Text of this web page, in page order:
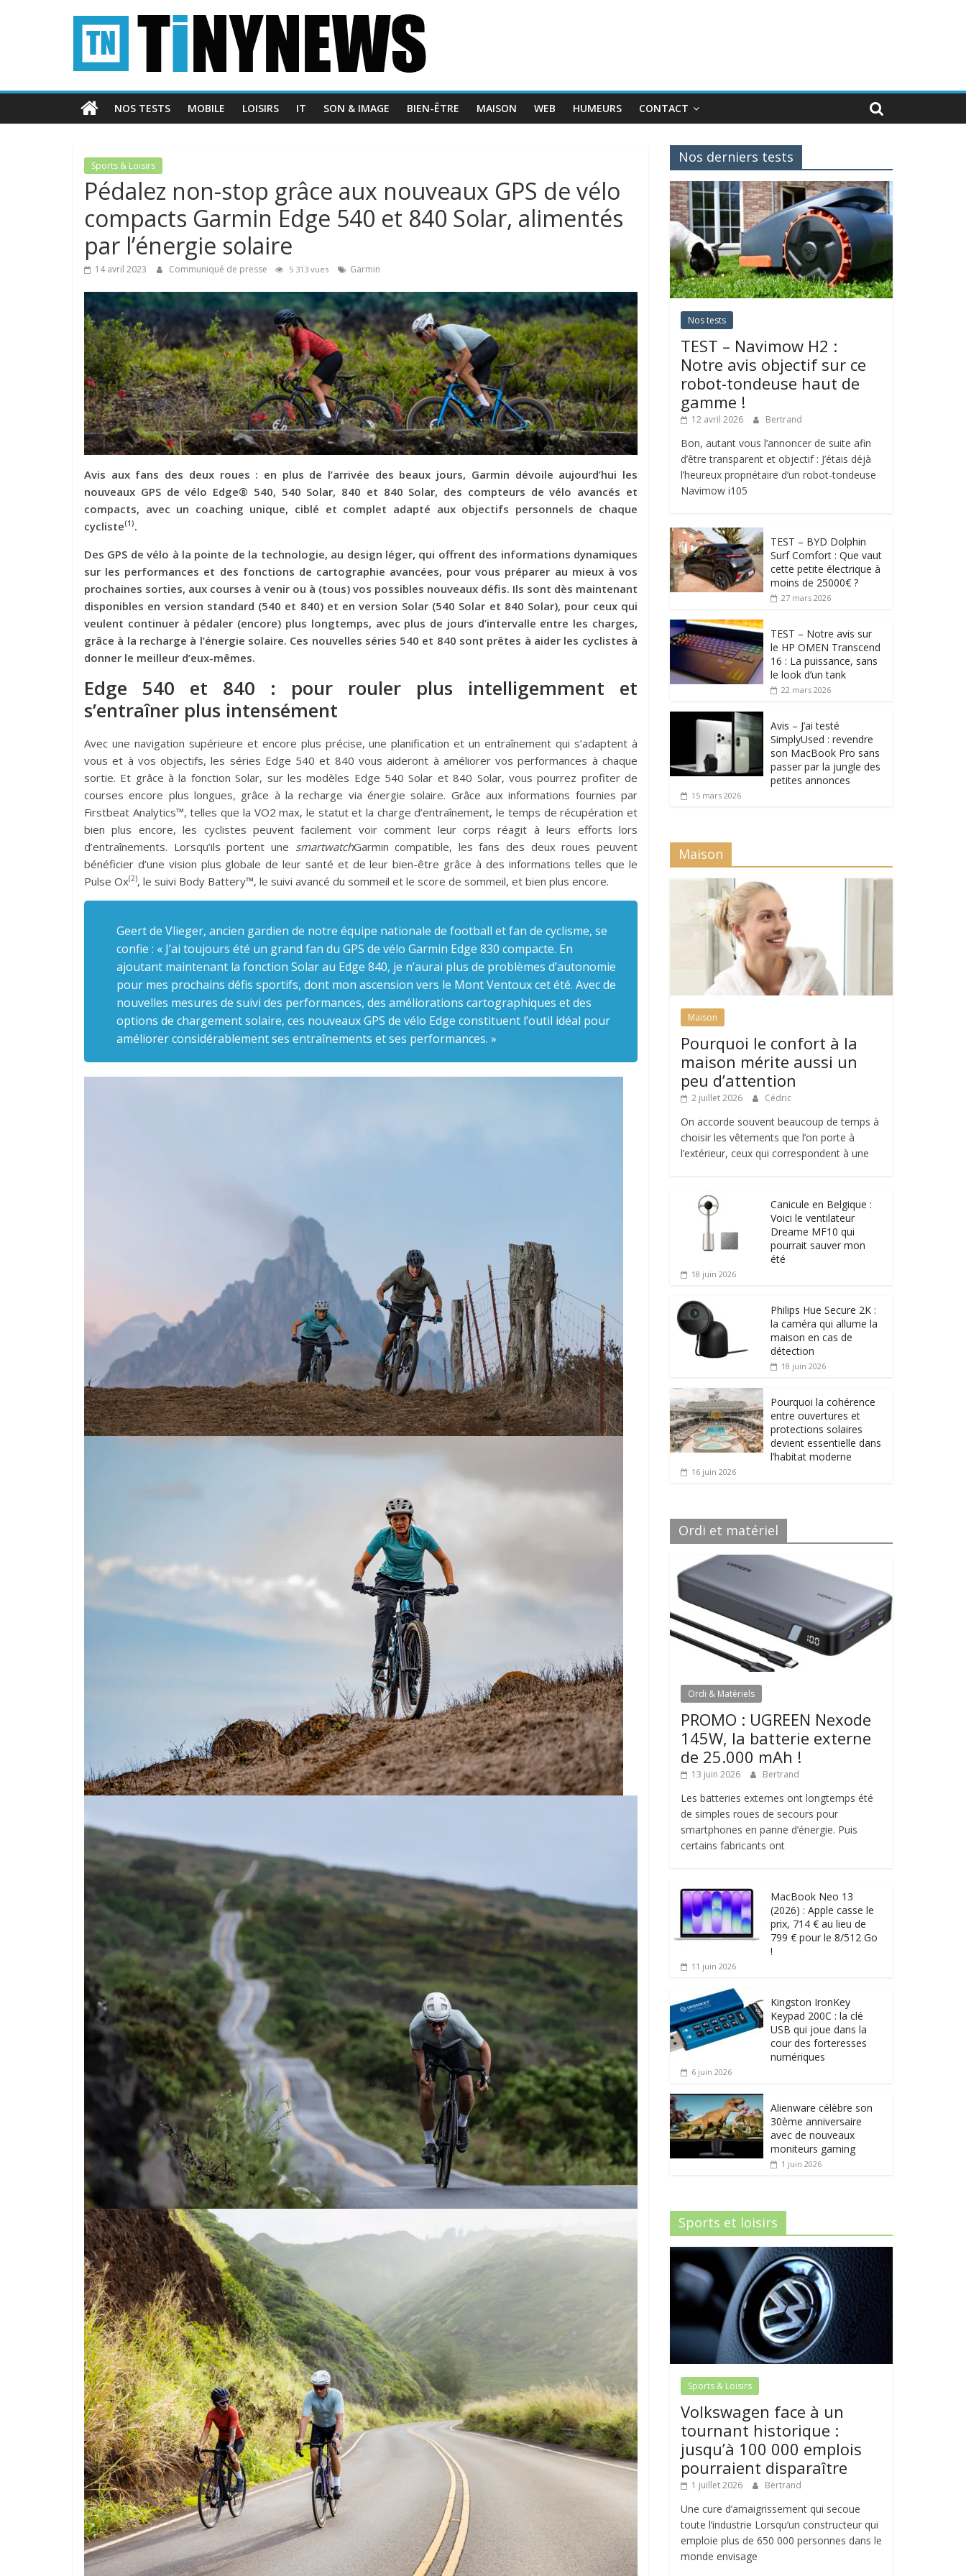
Tinynews
Le
belge
connectéNOS TESTS MOBILE LOISIRS IT SON & IMAGE BIEN-ÊTRE MAISON WEB HUMEURS CONTACT
Sports & Loisirs
Pédalez non-stop grâce aux nouveaux GPS de vélo
compacts Garmin Edge 540 et 840 Solar, alimentés
par l’énergie solaire
14 avril 2023 Communiqué de presse 5 313 vues Garmin
Avis aux fans des deux roues : en plus de l’arrivée des beaux jours, Garmin dévoile aujourd’hui les
nouveaux GPS de vélo Edge® 540, 540 Solar, 840 et 840 Solar, des compteurs de vélo avancés et
compacts, avec un coaching unique, ciblé et complet adapté aux objectifs personnels de chaque
cycliste(1).
Des GPS de vélo à la pointe de la technologie, au design léger, qui offrent des informations dynamiques
sur les performances et des fonctions de cartographie avancées, pour vous préparer au mieux à vos
prochaines sorties, aux courses à venir ou à (tous) vos possibles nouveaux défis. Ils sont dès maintenant
disponibles en version standard (540 et 840) et en version Solar (540 Solar et 840 Solar), pour ceux qui
veulent continuer à pédaler (encore) plus longtemps, avec plus de jours d’intervalle entre les charges,
grâce à la recharge à l’énergie solaire. Ces nouvelles séries 540 et 840 sont prêtes à aider les cyclistes à
donner le meilleur d’eux-mêmes.
Edge 540 et 840 : pour rouler plus intelligemment et
s’entraîner plus intensément
Avec une navigation supérieure et encore plus précise, une planification et un entraînement qui s’adaptent à
vous et à vos objectifs, les séries Edge 540 et 840 vous aideront à améliorer vos performances à chaque
sortie. Et grâce à la fonction Solar, sur les modèles Edge 540 Solar et 840 Solar, vous pourrez profiter de
courses encore plus longues, grâce à la recharge via énergie solaire. Grâce aux informations fournies par
Firstbeat Analytics™, telles que la VO2 max, le statut et la charge d’entraînement, le temps de récupération et
bien plus encore, les cyclistes peuvent facilement voir comment leur corps réagit à leurs efforts lors
d’entraînements. Lorsqu’ils portent une smartwatchGarmin compatible, les fans des deux roues peuvent
bénéficier d’une vision plus globale de leur santé et de leur bien-être grâce à des informations telles que le
Pulse Ox(2), le suivi Body Battery™, le suivi avancé du sommeil et le score de sommeil, et bien plus encore.
Geert de Vlieger, ancien gardien de notre équipe nationale de football et fan de cyclisme, se
confie : « J’ai toujours été un grand fan du GPS de vélo Garmin Edge 830 compacte. En
ajoutant maintenant la fonction Solar au Edge 840, je n’aurai plus de problèmes d’autonomie
pour mes prochains défis sportifs, dont mon ascension vers le Mont Ventoux cet été. Avec de
nouvelles mesures de suivi des performances, des améliorations cartographiques et des
options de chargement solaire, ces nouveaux GPS de vélo Edge constituent l’outil idéal pour
améliorer considérablement ses entraînements et ses performances. »
Nos derniers tests
Nos tests
TEST – Navimow H2 :
Notre avis objectif sur ce
robot-tondeuse haut de
gamme !
12 avril 2026 Bertrand
Bon, autant vous l’annoncer de suite afin
d’être transparent et objectif : J’étais déjà
l’heureux propriétaire d’un robot-tondeuse
Navimow i105
TEST – BYD Dolphin
Surf Comfort : Que vaut
cette petite électrique à
moins de 25000€ ?
27 mars 2026
TEST – Notre avis sur
le HP OMEN Transcend
16 : La puissance, sans
le look d’un tank
22 mars 2026
Avis – J’ai testé
SimplyUsed : revendre
son MacBook Pro sans
passer par la jungle des
petites annonces
15 mars 2026
Maison
Maison
Pourquoi le confort à la
maison mérite aussi un
peu d’attention
2 juillet 2026 Cédric
On accorde souvent beaucoup de temps à
choisir les vêtements que l’on porte à
l’extérieur, ceux qui correspondent à une
Canicule en Belgique :
Voici le ventilateur
Dreame MF10 qui
pourrait sauver mon
été
18 juin 2026
Philips Hue Secure 2K :
la caméra qui allume la
maison en cas de
détection
18 juin 2026
Pourquoi la cohérence
entre ouvertures et
protections solaires
devient essentielle dans
l’habitat moderne
16 juin 2026
Ordi et matériel
Ordi & Matériels
PROMO : UGREEN Nexode
145W, la batterie externe
de 25.000 mAh !
13 juin 2026 Bertrand
Les batteries externes ont longtemps été
de simples roues de secours pour
smartphones en panne d’énergie. Puis
certains fabricants ont
MacBook Neo 13
(2026) : Apple casse le
prix, 714 € au lieu de
799 € pour le 8/512 Go
!
11 juin 2026
Kingston IronKey
Keypad 200C : la clé
USB qui joue dans la
cour des forteresses
numériques
6 juin 2026
Alienware célèbre son
30ème anniversaire
avec de nouveaux
moniteurs gaming
1 juin 2026
Sports et loisirs
Sports & Loisirs
Volkswagen face à un
tournant historique :
jusqu’à 100 000 emplois
pourraient disparaître
1 juillet 2026 Bertrand
Une cure d’amaigrissement qui secoue
toute l’industrie Lorsqu’un constructeur qui
emploie plus de 650 000 personnes dans le
monde envisage